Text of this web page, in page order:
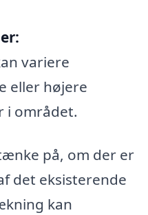
variere
eller højere
i området.
på, om der er
det eksisterende
kan